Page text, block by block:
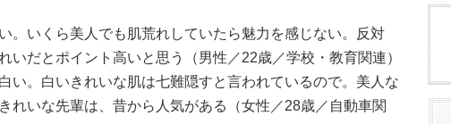
。いくら美人でも肌荒れしていたら魅力を感じない。反対
いだとポイント高いと思う（男性／22歳／学校・教育関連）
い。白いきれいな肌は七難隠すと言われているので。美人な
れいな先輩は、昔から人気がある（女性／28歳／自動車関